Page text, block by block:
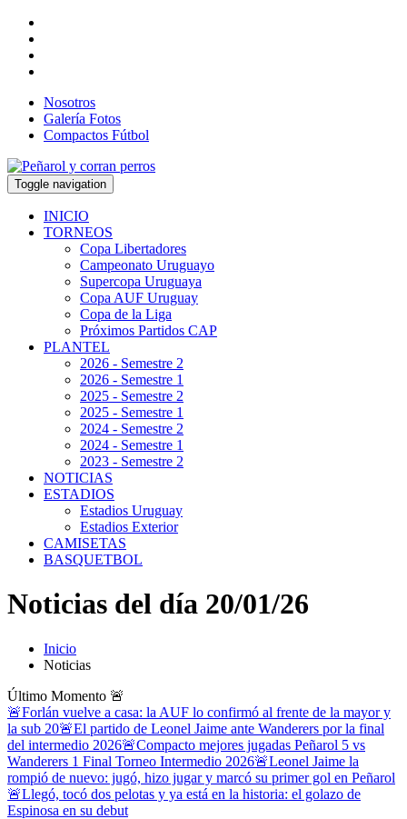
Nosotros
Galería Fotos
Compactos Fútbol
Toggle navigation
INICIO
TORNEOS
Copa Libertadores
Campeonato Uruguayo
Supercopa Uruguaya
Copa AUF Uruguay
Copa de la Liga
Próximos Partidos CAP
PLANTEL
2026 - Semestre 2
2026 - Semestre 1
2025 - Semestre 2
2025 - Semestre 1
2024 - Semestre 2
2024 - Semestre 1
2023 - Semestre 2
NOTICIAS
ESTADIOS
Estadios Uruguay
Estadios Exterior
CAMISETAS
BASQUETBOL
Noticias del día 20/01/26
Inicio
Noticias
Último Momento 🚨
🚨Forlán vuelve a casa: la AUF lo confirmó al frente de la mayor y
la sub 20🚨El partido de Leonel Jaime ante Wanderers por la final
del intermedio 2026🚨Compacto mejores jugadas Peñarol 5 vs
Wanderers 1 Final Torneo Intermedio 2026🚨Leonel Jaime la
rompió de nuevo: jugó, hizo jugar y marcó su primer gol en Peñarol
🚨Llegó, tocó dos pelotas y ya está en la historia: el golazo de
Espinosa en su debut